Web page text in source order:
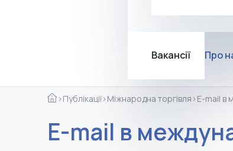
Про
Вакансії
›Публікації›Міжнародна торгівля ›Е-mail в
Е-mail в